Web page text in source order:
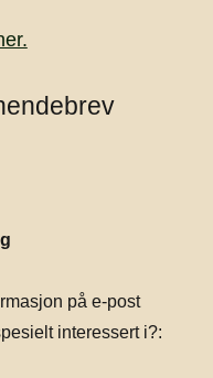
på e-post
interessert i?: